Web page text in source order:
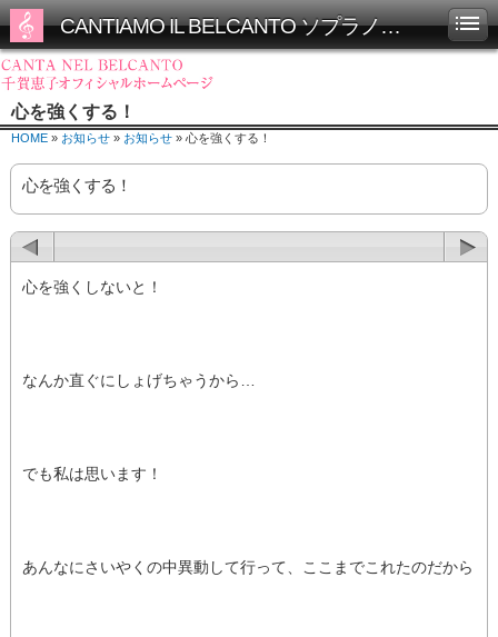
CANTIAMO IL BELCANTO ソプラノ千賀恵子オフィシャルホームページ
心を強くする！
HOME » お知らせ » お知らせ » 心を強くする！
心を強くする！
心を強くしないと！
なんか直ぐにしょげちゃうから…
でも私は思います！
あんなにさいやくの中異動して行って、ここまでこれたのだから